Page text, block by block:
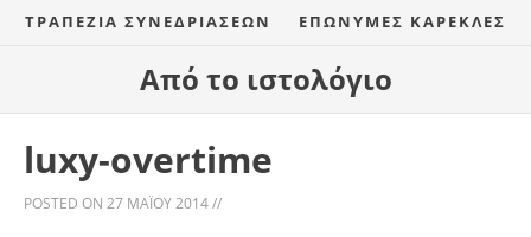
ΤΡΑΠΈΖΙΑ ΣΥΝΕΔΡΙΆΣΕΩΝ ΕΠΏΝΥΜΕΣ ΚΑΡΈΚΛΕΣ
Από το ιστολόγιο
luxy-overtime
POSTED ON 27 ΜΑΪ́ΟΥ 2014//